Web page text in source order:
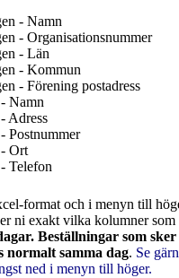
- Namn
- Organisationsnummer
- Län
- Kommun
- Förening postadress
Namn
Adress
Postnummer
Ort
Telefon
format och i menyn till
ni exakt vilka kolumner som
Beställningar som
normalt samma dag. Se
ned i menyn till höger.